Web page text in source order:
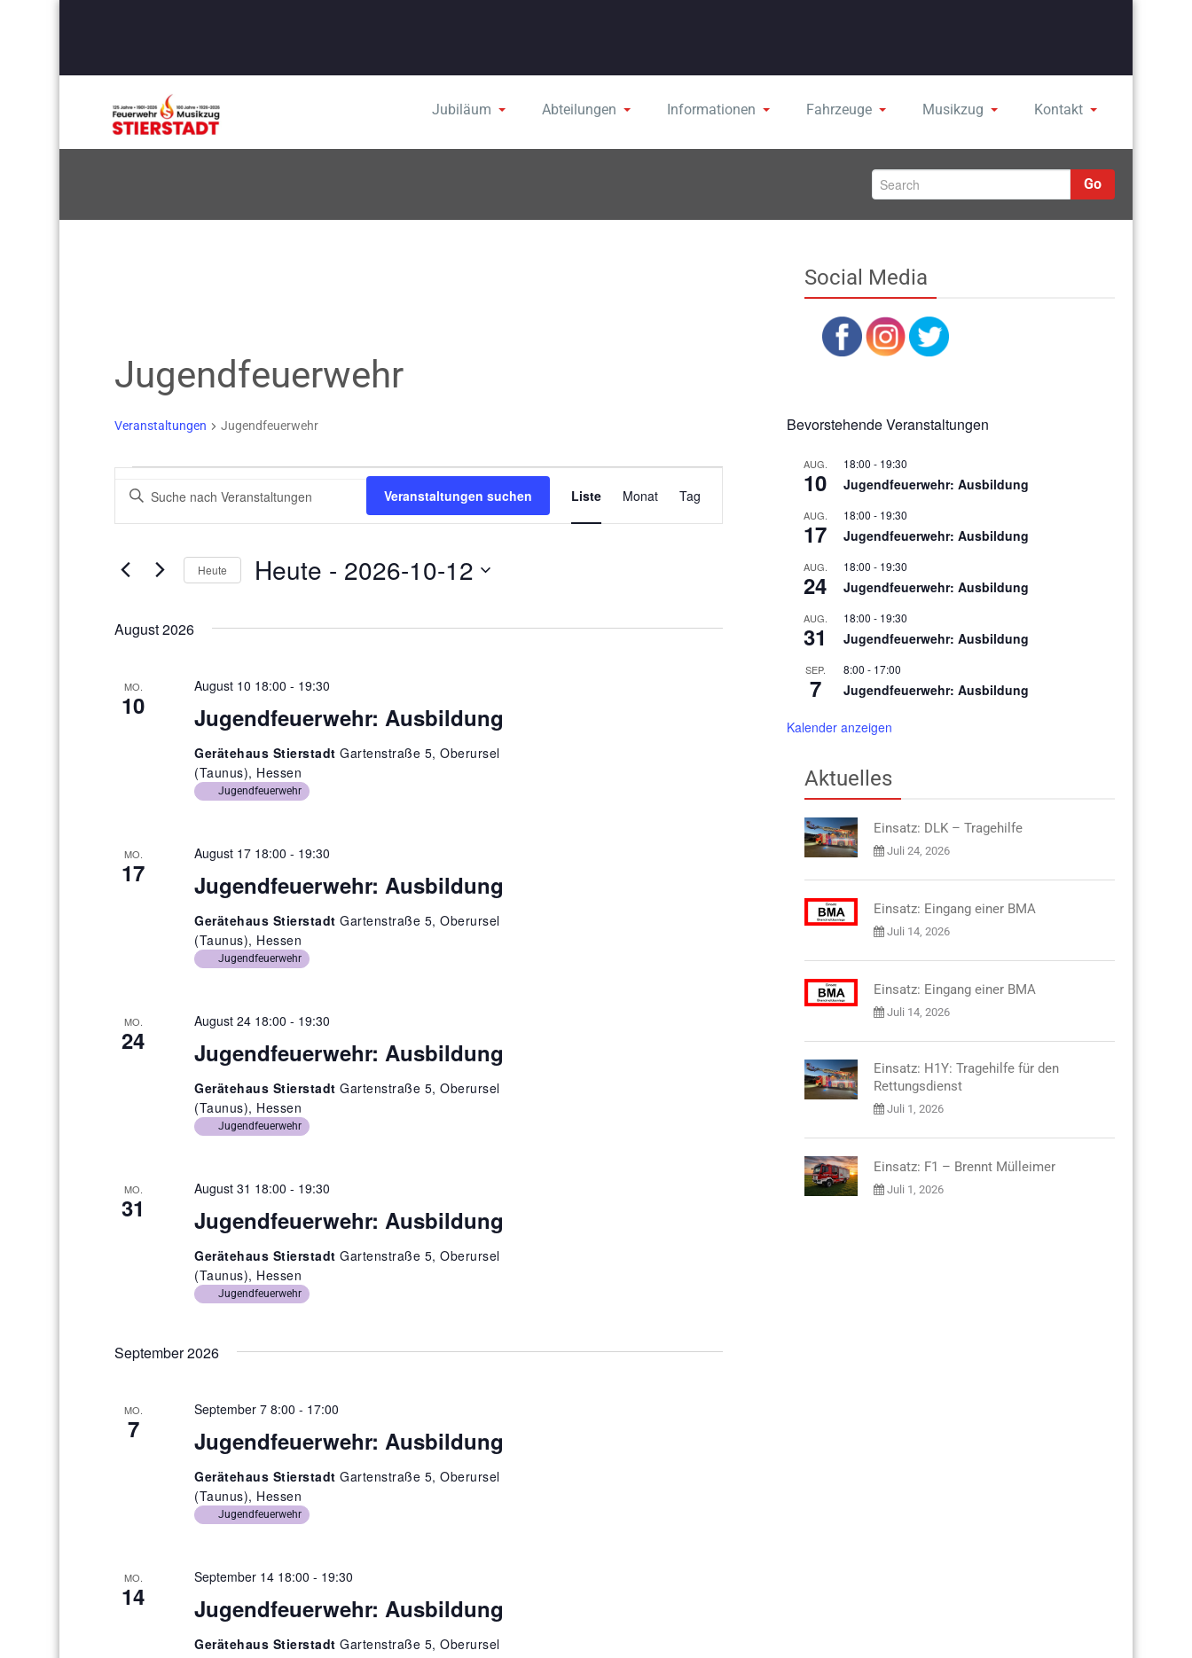
Jubiläum Abteilungen Informationen Fahrzeuge Musikzug Kontakt
Go
Jugendfeuerwehr
Veranstaltungen Jugendfeuerwehr
a
t
n
S
u
n
c
h
N
v
o
n
Bitte
eingeben.
nach
Veranstaltungen
Veranstaltungen suchen
Ansichten-
Navigation
Liste Monat Tag
Heute Heute - 2026-10-12
August 2026
MO.
10 Jugendfeuerwehr: Ausbildung
August 10 18:00 - 19:30
Gerätehaus Stierstadt Gartenstraße 5, Oberursel
(Taunus), Hessen
Jugendfeuerwehr
MO.
17 Jugendfeuerwehr: Ausbildung
August 17 18:00 - 19:30
Gerätehaus Stierstadt Gartenstraße 5, Oberursel
(Taunus), Hessen
Jugendfeuerwehr
MO.
24 Jugendfeuerwehr: Ausbildung
August 24 18:00 - 19:30
Gerätehaus Stierstadt Gartenstraße 5, Oberursel
(Taunus), Hessen
Jugendfeuerwehr
MO.
31 Jugendfeuerwehr: Ausbildung
August 31 18:00 - 19:30
Gerätehaus Stierstadt Gartenstraße 5, Oberursel
(Taunus), Hessen
Jugendfeuerwehr
September 2026
MO.
7 Jugendfeuerwehr: Ausbildung
September 7 8:00 - 17:00
Gerätehaus Stierstadt Gartenstraße 5, Oberursel
(Taunus), Hessen
Jugendfeuerwehr
MO.
14 Jugendfeuerwehr: Ausbildung
September 14 18:00 - 19:30
Gerätehaus Stierstadt Gartenstraße 5, Oberursel
Social Media
Bevorstehende Veranstaltungen
AUG.
10
18:00 - 19:30
Jugendfeuerwehr: Ausbildung
AUG.
17
18:00 - 19:30
Jugendfeuerwehr: Ausbildung
AUG.
24
18:00 - 19:30
Jugendfeuerwehr: Ausbildung
AUG.
31
18:00 - 19:30
Jugendfeuerwehr: Ausbildung
SEP.
7
8:00 - 17:00
Jugendfeuerwehr: Ausbildung
Kalender anzeigen
Aktuelles
Einsatz: DLK – Tragehilfe
Juli 24, 2026
Einsatz: Eingang einer BMA
Juli 14, 2026
Einsatz: Eingang einer BMA
Juli 14, 2026
Einsatz: H1Y: Tragehilfe für den
Rettungsdienst
Juli 1, 2026
Einsatz: F1 – Brennt Mülleimer
Juli 1, 2026